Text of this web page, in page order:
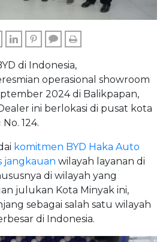
FACEBOOKLINKEDINPINTERESTCOMMENTS
di Indonesia,
operasional showroom
2024 di Balikpapan,
ini berlokasi di pusat kota
124.
komitmen BYD Haka Auto
jangkauan wilayah layanan di
di wilayah yang
julukan Kota Minyak ini,
sebagai salah satu wilayah
di Indonesia.